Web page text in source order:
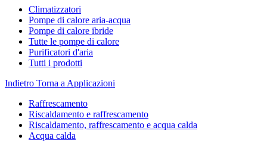
Climatizzatori
Pompe di calore aria-acqua
Pompe di calore ibride
Tutte le pompe di calore
Purificatori d'aria
Tutti i prodotti
Indietro Torna a Applicazioni
Raffrescamento
Riscaldamento e raffrescamento
Riscaldamento, raffrescamento e acqua calda
Acqua calda